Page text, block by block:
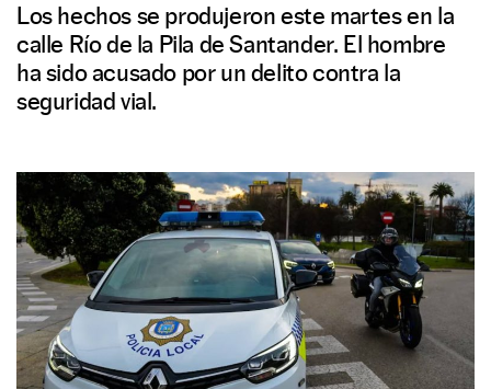
Los hechos se produjeron este martes en la
calle Río de la Pila de Santander. El hombre
ha sido acusado por un delito contra la
seguridad vial.